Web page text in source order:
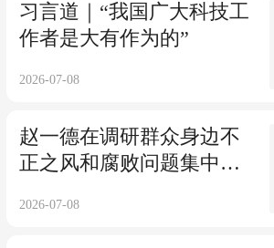
习言道｜“我国广大科技工
作者是大有作为的”
2026-07-08
赵一德在调研群众身边不
正之风和腐败问题集中整
旨 坚持从严从紧 持续推动
2026-07-08